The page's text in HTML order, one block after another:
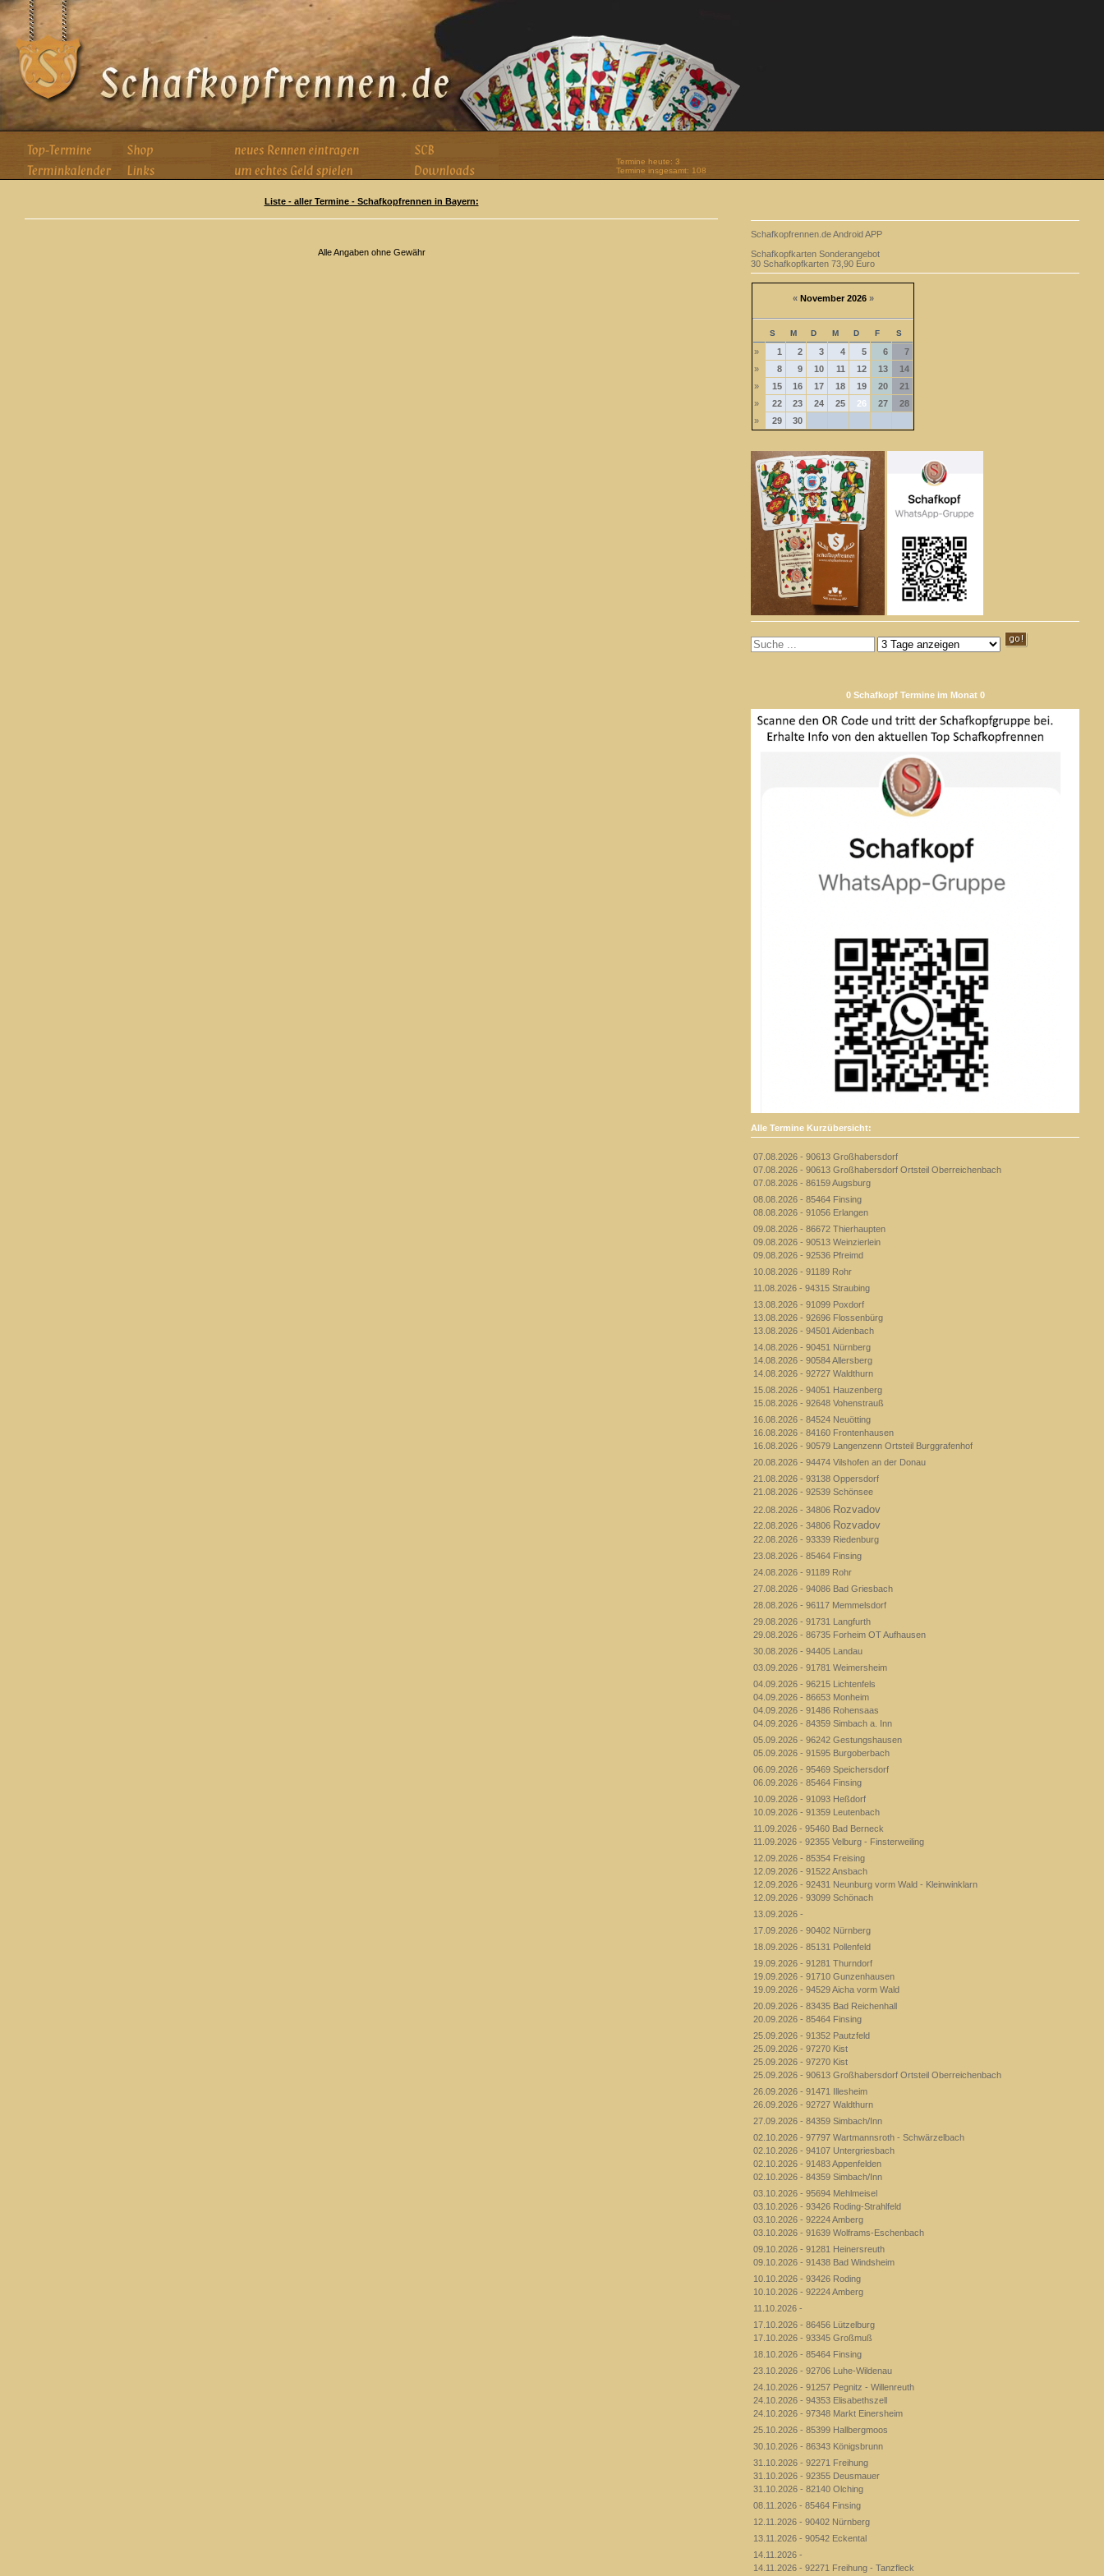
Termine heute: 3
Termine insgesamt: 108
Liste - aller Termine - Schafkopfrennen in Bayern:
Alle Angaben ohne Gewähr
Schafkopfrennen.de Android APP
Schafkopfkarten Sonderangebot
30 Schafkopfkarten 73,90 Euro
«November 2026 »
S M D M D F S
» 1 2 3 4 5 6
7
»
8 9 10 11 12 13
14
»
15 16 17 18 19 20
21
»
22 23 24 25 26 27
28
»
29 30
0 Schafkopf Termine im Monat 0
Alle Termine Kurzübersicht:
07.08.2026 - 90613 Großhabersdorf
07.08.2026 - 90613 Großhabersdorf Ortsteil Oberreichenbach
07.08.2026 - 86159 Augsburg
08.08.2026 - 85464 Finsing
08.08.2026 - 91056 Erlangen
09.08.2026 - 86672 Thierhaupten
09.08.2026 - 90513 Weinzierlein
09.08.2026 - 92536 Pfreimd
10.08.2026 - 91189 Rohr
11.08.2026 - 94315 Straubing
13.08.2026 - 91099 Poxdorf
13.08.2026 - 92696 Flossenbürg
13.08.2026 - 94501 Aidenbach
14.08.2026 - 90451 Nürnberg
14.08.2026 - 90584 Allersberg
14.08.2026 - 92727 Waldthurn
15.08.2026 - 94051 Hauzenberg
15.08.2026 - 92648 Vohenstrauß
16.08.2026 - 84524 Neuötting
16.08.2026 - 84160 Frontenhausen
16.08.2026 - 90579 Langenzenn Ortsteil Burggrafenhof
20.08.2026 - 94474 Vilshofen an der Donau
21.08.2026 - 93138 Oppersdorf
21.08.2026 - 92539 Schönsee
22.08.2026 - 34806 Rozvadov
22.08.2026 - 34806 Rozvadov
22.08.2026 - 93339 Riedenburg
23.08.2026 - 85464 Finsing
24.08.2026 - 91189 Rohr
27.08.2026 - 94086 Bad Griesbach
28.08.2026 - 96117 Memmelsdorf
29.08.2026 - 91731 Langfurth
29.08.2026 - 86735 Forheim OT Aufhausen
30.08.2026 - 94405 Landau
03.09.2026 - 91781 Weimersheim
04.09.2026 - 96215 Lichtenfels
04.09.2026 - 86653 Monheim
04.09.2026 - 91486 Rohensaas
04.09.2026 - 84359 Simbach a. Inn
05.09.2026 - 96242 Gestungshausen
05.09.2026 - 91595 Burgoberbach
06.09.2026 - 95469 Speichersdorf
06.09.2026 - 85464 Finsing
10.09.2026 - 91093 Heßdorf
10.09.2026 - 91359 Leutenbach
11.09.2026 - 95460 Bad Berneck
11.09.2026 - 92355 Velburg - Finsterweiling
12.09.2026 - 85354 Freising
12.09.2026 - 91522 Ansbach
12.09.2026 - 92431 Neunburg vorm Wald - Kleinwinklarn
12.09.2026 - 93099 Schönach
13.09.2026 -
17.09.2026 - 90402 Nürnberg
18.09.2026 - 85131 Pollenfeld
19.09.2026 - 91281 Thurndorf
19.09.2026 - 91710 Gunzenhausen
19.09.2026 - 94529 Aicha vorm Wald
20.09.2026 - 83435 Bad Reichenhall
20.09.2026 - 85464 Finsing
25.09.2026 - 91352 Pautzfeld
25.09.2026 - 97270 Kist
25.09.2026 - 97270 Kist
25.09.2026 - 90613 Großhabersdorf Ortsteil Oberreichenbach
26.09.2026 - 91471 Illesheim
26.09.2026 - 92727 Waldthurn
27.09.2026 - 84359 Simbach/Inn
02.10.2026 - 97797 Wartmannsroth - Schwärzelbach
02.10.2026 - 94107 Untergriesbach
02.10.2026 - 91483 Appenfelden
02.10.2026 - 84359 Simbach/Inn
03.10.2026 - 95694 Mehlmeisel
03.10.2026 - 93426 Roding-Strahlfeld
03.10.2026 - 92224 Amberg
03.10.2026 - 91639 Wolframs-Eschenbach
09.10.2026 - 91281 Heinersreuth
09.10.2026 - 91438 Bad Windsheim
10.10.2026 - 93426 Roding
10.10.2026 - 92224 Amberg
11.10.2026 -
17.10.2026 - 86456 Lützelburg
17.10.2026 - 93345 Großmuß
18.10.2026 - 85464 Finsing
23.10.2026 - 92706 Luhe-Wildenau
24.10.2026 - 91257 Pegnitz - Willenreuth
24.10.2026 - 94353 Elisabethszell
24.10.2026 - 97348 Markt Einersheim
25.10.2026 - 85399 Hallbergmoos
30.10.2026 - 86343 Königsbrunn
31.10.2026 - 92271 Freihung
31.10.2026 - 92355 Deusmauer
31.10.2026 - 82140 Olching
08.11.2026 - 85464 Finsing
12.11.2026 - 90402 Nürnberg
13.11.2026 - 90542 Eckental
14.11.2026 -
14.11.2026 - 92271 Freihung - Tanzfleck